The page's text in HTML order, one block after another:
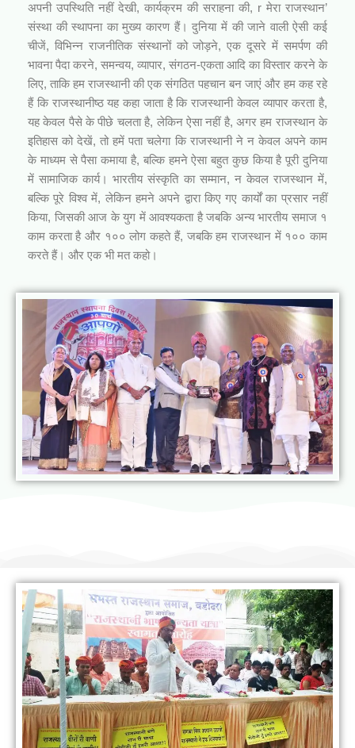
अपनी उपस्थिति नहीं देखी, कार्यक्रम की सराहना की, r मेरा राजस्थान’
संस्था की स्थापना का मुख्य कारण हैं। दुनिया में की जाने वाली ऐसी कई
चीजें, विभिन्न राजनीतिक संस्थानों को जोड़ने, एक दूसरे में समर्पण की
भावना पैदा करने, समन्वय, व्यापार, संगठन-एकता आदि का विस्तार करने के
लिए, ताकि हम राजस्थानी की एक संगठित पहचान बन जाएं और हम कह रहे
हैं कि राजस्थानीष्ठ यह कहा जाता है कि राजस्थानी केवल व्यापार करता है,
यह केवल पैसे के पीछे चलता है, लेकिन ऐसा नहीं है, अगर हम राजस्थान के
इतिहास को देखें, तो हमें पता चलेगा कि राजस्थानी ने न केवल अपने काम
के माध्यम से पैसा कमाया है, बल्कि हमने ऐसा बहुत कुछ किया है पूरी दुनिया
में सामाजिक कार्य। भारतीय संस्कृति का सम्मान, न केवल राजस्थान में,
बल्कि पूरे विश्व में, लेकिन हमने अपने द्वारा किए गए कार्यों का प्रसार नहीं
किया, जिसकी आज के युग में आवश्यकता है जबकि अन्य भारतीय समाज १
काम करता है और १०० लोग कहते हैं, जबकि हम राजस्थान में १०० काम
करते हैं। और एक भी मत कहो।